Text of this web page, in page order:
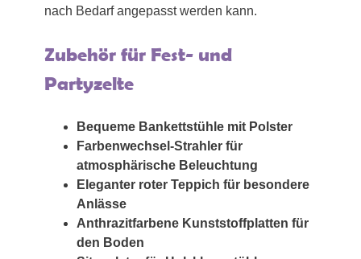
nach Bedarf angepasst werden kann.
Zubehör für Fest- und
Partyzelte
Bequeme Bankettstühle mit Polster
Farbenwechsel-Strahler für
atmosphärische Beleuchtung
Eleganter roter Teppich für besondere
Anlässe
Anthrazitfarbene Kunststoffplatten für
den Boden